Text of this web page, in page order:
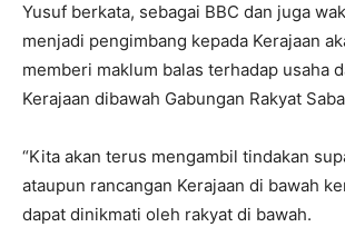
Yusuf berkata, sebagai BBC dan juga
menjadi pengimbang kepada Kerajaan
memberi maklum balas terhadap usaha
Kerajaan dibawah Gabungan Rakyat
“Kita akan terus mengambil tindakan
ataupun rancangan Kerajaan di bawah
dapat dinikmati oleh rakyat di bawah.